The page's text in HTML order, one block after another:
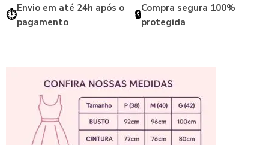
⏱️Envio em até 24h após o
pagamento
🔒Compra segura 100%
protegida